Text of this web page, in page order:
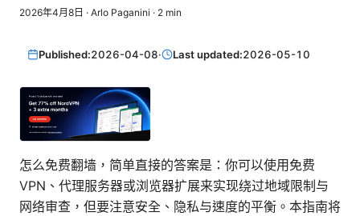
2026年4月8日 · Arlo Paganini · 2 min
Published:2026-04-08· Last updated:2026-05-10
怎么免费翻墙，简单直接的答案是：你可以使用免费
VPN、代理服务器或浏览器扩展来实现绕过地域限制与
网络审查，但要注意安全、隐私与速度的平衡。本指南将